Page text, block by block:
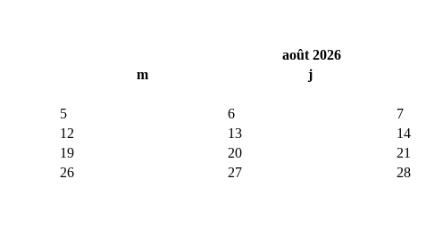
août 2026
m j
5 6 7
12 13 14
19 20 21
26 27 28